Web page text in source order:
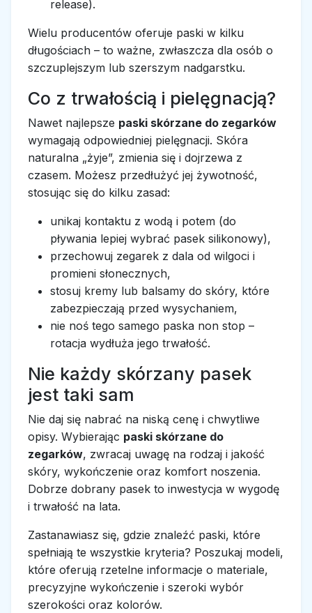
release).
Wielu producentów oferuje paski w kilku
długościach – to ważne, zwłaszcza dla osób o
szczuplejszym lub szerszym nadgarstku.
Co z trwałością i pielęgnacją?
Nawet najlepsze paski skórzane do zegarków
wymagają odpowiedniej pielęgnacji. Skóra
naturalna „żyje”, zmienia się i dojrzewa z
czasem. Możesz przedłużyć jej żywotność,
stosując się do kilku zasad:
unikaj kontaktu z wodą i potem (do
pływania lepiej wybrać pasek silikonowy),
przechowuj zegarek z dala od wilgoci i
promieni słonecznych,
stosuj kremy lub balsamy do skóry, które
zabezpieczają przed wysychaniem,
nie noś tego samego paska non stop –
rotacja wydłuża jego trwałość.
Nie każdy skórzany pasek
jest taki sam
Nie daj się nabrać na niską cenę i chwytliwe
opisy. Wybierając paski skórzane do
zegarków, zwracaj uwagę na rodzaj i jakość
skóry, wykończenie oraz komfort noszenia.
Dobrze dobrany pasek to inwestycja w wygodę
i trwałość na lata.
Zastanawiasz się, gdzie znaleźć paski, które
spełniają te wszystkie kryteria? Poszukaj modeli,
które oferują rzetelne informacje o materiale,
precyzyjne wykończenie i szeroki wybór
szerokości oraz kolorów.